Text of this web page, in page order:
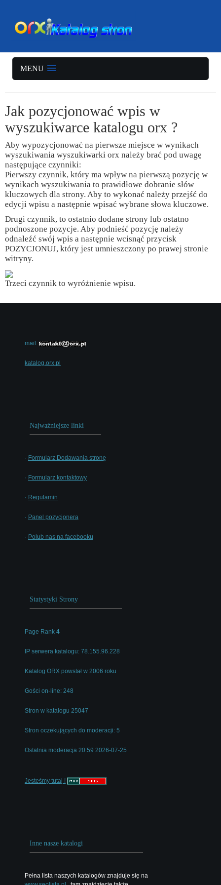
MENU
Jak pozycjonować wpis w
wyszukiwarce katalogu orx ?
Aby wypozycjonować na pierwsze miejsce w wynikach
wyszukiwania wyszukiwarki orx należy brać pod uwagę
następujące czynniki:
Pierwszy czynnik, który ma wpływ na pierwszą pozycję w
wynikach wyszukiwania to prawidłowe dobranie słów
kluczowych dla strony. Aby to wykonać należy przejść do
edycji wpisu a następnie wpisać wybrane słowa kluczowe.
Drugi czynnik, to ostatnio dodane strony lub ostatno
podnoszone pozycje. Aby podnieść pozycję należy
odnaleźć swój wpis a następnie wcisnąć przycisk
POZYCJONUJ, który jest umnieszczony po prawej stronie
witryny.
Trzeci czynnik to wyróżnienie wpisu.
mail:
katalog.orx.pl
Najważniejsze linki
· Formularz Dodawania stronę
· Formularz kontaktowy
· Regulamin
· Panel pozycjonera
· Polub nas na facebooku
Statystyki Strony
Page Rank 4
IP serwera katalogu: 78.155.96.228
Katalog ORX powstał w 2006 roku
Gości on-line: 248
Stron w katalogu 25047
Stron oczekujących do moderacji: 5
Ostatnia moderacja 20:59 2026-07-25
Jesteśmy tutaj !
Inne nasze katalogi
Pełna lista naszych katalogów znajduje się na